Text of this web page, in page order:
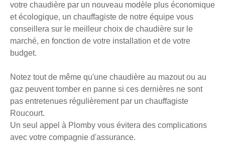
votre chaudière par un nouveau modèle plus économique
et écologique, un chauffagiste de notre équipe vous
conseillera sur le meilleur choix de chaudière sur le
marché, en fonction de votre installation et de votre
budget.
Notez tout de même qu'une chaudière au mazout ou au
gaz peuvent tomber en panne si ces dernières ne sont
pas entretenues régulièrement par un chauffagiste
Roucourt.
Un seul appel à Plomby vous évitera des complications
avec votre compagnie d'assurance.